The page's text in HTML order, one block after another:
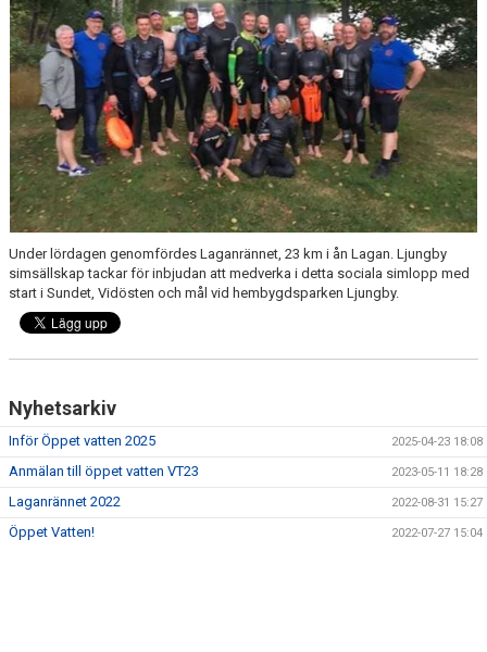
Under lördagen genomfördes Laganrännet, 23 km i ån Lagan. Ljungby
simsällskap tackar för inbjudan att medverka i detta sociala simlopp med
start i Sundet, Vidösten och mål vid hembygdsparken Ljungby.
Nyhetsarkiv
Inför Öppet vatten 2025 2025-04-23 18:08
Anmälan till öppet vatten VT23 2023-05-11 18:28
Laganrännet 2022 2022-08-31 15:27
Öppet Vatten! 2022-07-27 15:04